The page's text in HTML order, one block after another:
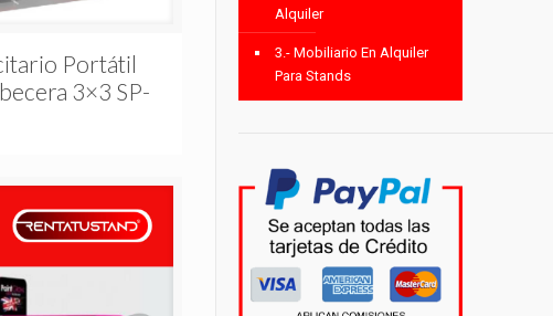
Portátil
3×3 SP-
Alquiler
3.- Mobiliario En Alquiler
Para Stands